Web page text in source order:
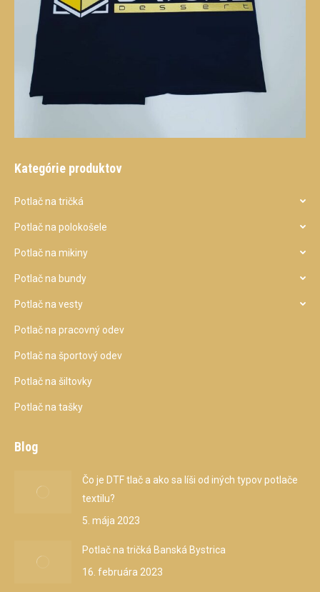
Kategórie produktov
Potlač na tričká
Potlač na polokošele
Potlač na mikiny
Potlač na bundy
Potlač na vesty
Potlač na pracovný odev
Potlač na športový odev
Potlač na šiltovky
Potlač na tašky
Blog
Čo je DTF tlač a ako sa líši od iných typov potlače
textilu?
5. mája 2023
Potlač na tričká Banská Bystrica
16. februára 2023